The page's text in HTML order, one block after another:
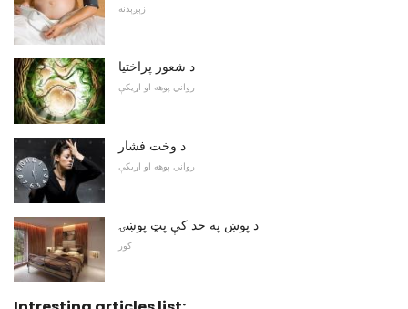
زېږېدنه
د شعور پراختیا
رواني پوهه او اړیکې
د وخت فشار
رواني پوهه او اړیکې
د پوښ په حد کې پټ پوښۍ
کور